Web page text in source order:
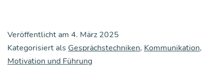
tet,
die
Veröffentlicht am 4. März 2025
Kategorisiert als Gesprächstechniken, Kommunikation,
Motivation und Führung